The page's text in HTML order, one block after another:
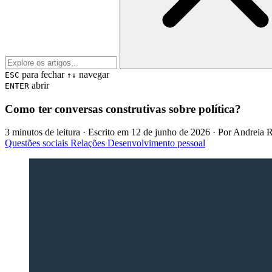
ESC para fechar ↑↓ navegar
ENTER abrir
Como ter conversas construtivas sobre política?
3 minutos de leitura · Escrito em 12 de junho de 2026 · PorAndreia
Questões sociais Relações Desenvolvimento pessoal